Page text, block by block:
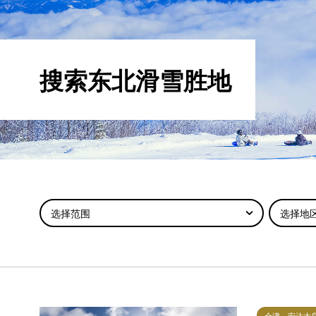
搜索东北滑雪胜地
选择范围 选择地